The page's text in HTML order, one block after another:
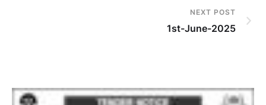
NEXT POST
1st-June-2025